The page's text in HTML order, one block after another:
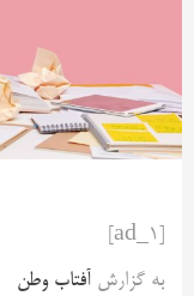
به گزارش آفتاب وطن